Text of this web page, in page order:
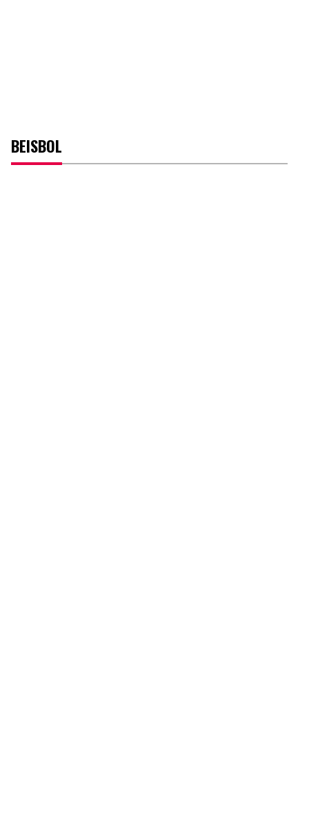
BEISBOL